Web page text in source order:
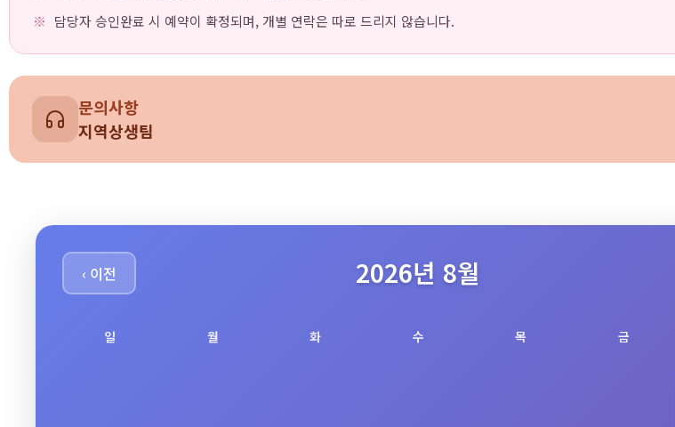
담당자 승인완료 시 예약이 확정되며, 개별 연락은 따로 드리지 않습니다.
문의사항
지역상생팀
‹ 이전 2026년 8월
일 월 화 수 목 금